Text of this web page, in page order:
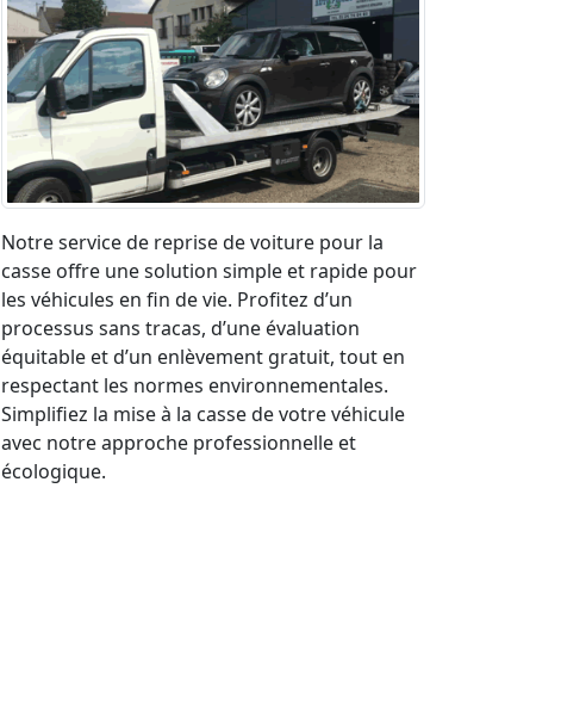
Notre service de reprise de voiture pour la
casse offre une solution simple et rapide pour
les véhicules en fin de vie. Profitez d’un
processus sans tracas, d’une évaluation
équitable et d’un enlèvement gratuit, tout en
respectant les normes environnementales.
Simplifiez la mise à la casse de votre véhicule
avec notre approche professionnelle et
écologique.